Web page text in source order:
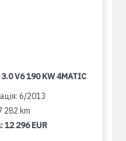
V6 190 KW 4MATIC
6/2013
282 km
12 296 EUR